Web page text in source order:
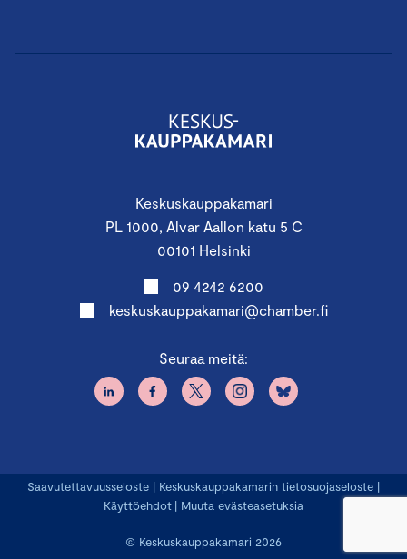
Keskuskauppakamari
PL 1000, Alvar Aallon katu 5 C
00101 Helsinki
09 4242 6200
keskuskauppakamari@chamber.fi
Seuraa meitä:
© Keskuskauppakamari 2026
Saavutettavuusseloste | Keskuskauppakamarin tietosuojaseloste |
Käyttöehdot | Muuta evästeasetuksia